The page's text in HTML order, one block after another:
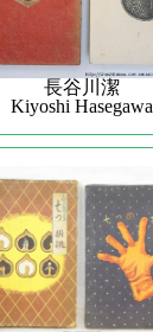
長谷川潔
Kiyoshi Hasegawa